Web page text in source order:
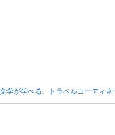
学が学べる、トラベルコーディ